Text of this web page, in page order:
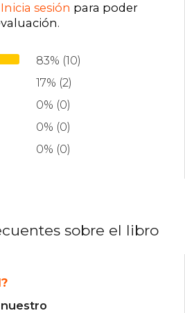
Inicia sesión para poder
.
83% (10)
17% (2)
0% (0)
0% (0)
0% (0)
sobre el libro